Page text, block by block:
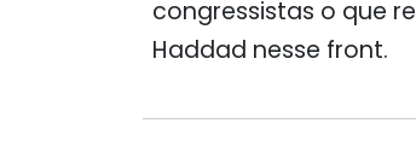
congressistas o que
Haddad nesse front.